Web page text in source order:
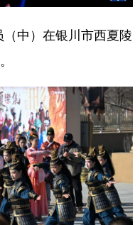
中）在银川市西夏陵